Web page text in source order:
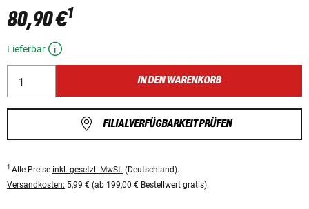
80,90 €1
Lieferbar
IN DEN WARENKORB
FILIALVERFÜGBARKEIT PRÜFEN
1 Alle Preise inkl. gesetzl. MwSt. (Deutschland).
Versandkosten: 5,99 € (ab 199,00 € Bestellwert gratis).